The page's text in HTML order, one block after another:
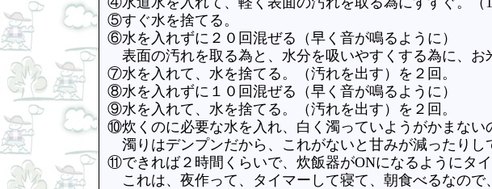
⑤すぐ水を捨てる。
⑥水を入れずに２０回混ぜる（早く音が鳴るように）
表面の汚れを取る為と、水分を吸いやすくする為に、お
⑦水を入れて、水を捨てる。（汚れを出す）を２回。
⑧水を入れずに１０回混ぜる（早く音が鳴るように）
⑨水を入れて、水を捨てる。（汚れを出す）を２回。
⑩炊くのに必要な水を入れ、白く濁っていようがかまない
濁りはデンプンだから、これがないと甘みが減ったりし
⑪できれば２時間くらいで、炊飯器がONになるようにタイ
これは、夜作って、タイマーして寝て、朝食べるなので